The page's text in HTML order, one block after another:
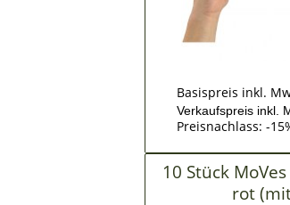
Basispreis inkl.
Verkaufspreis inkl.
Preisnachlass: -
10 Stück
rot